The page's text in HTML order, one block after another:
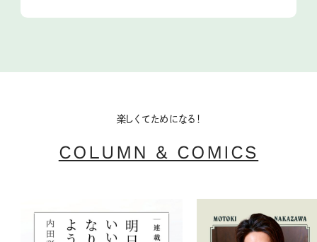
楽しくてためになる！
COLUMN & COMICS